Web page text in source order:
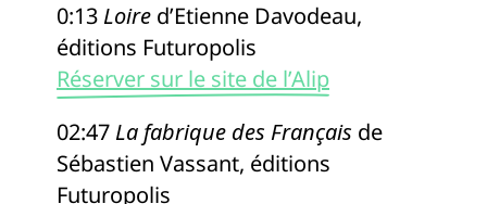
0:13 Loire d’Etienne Davodeau,
éditions Futuropolis
Réserver sur le site de l’Alip
02:47 La fabrique des Français de
Sébastien Vassant, éditions
Futuropolis